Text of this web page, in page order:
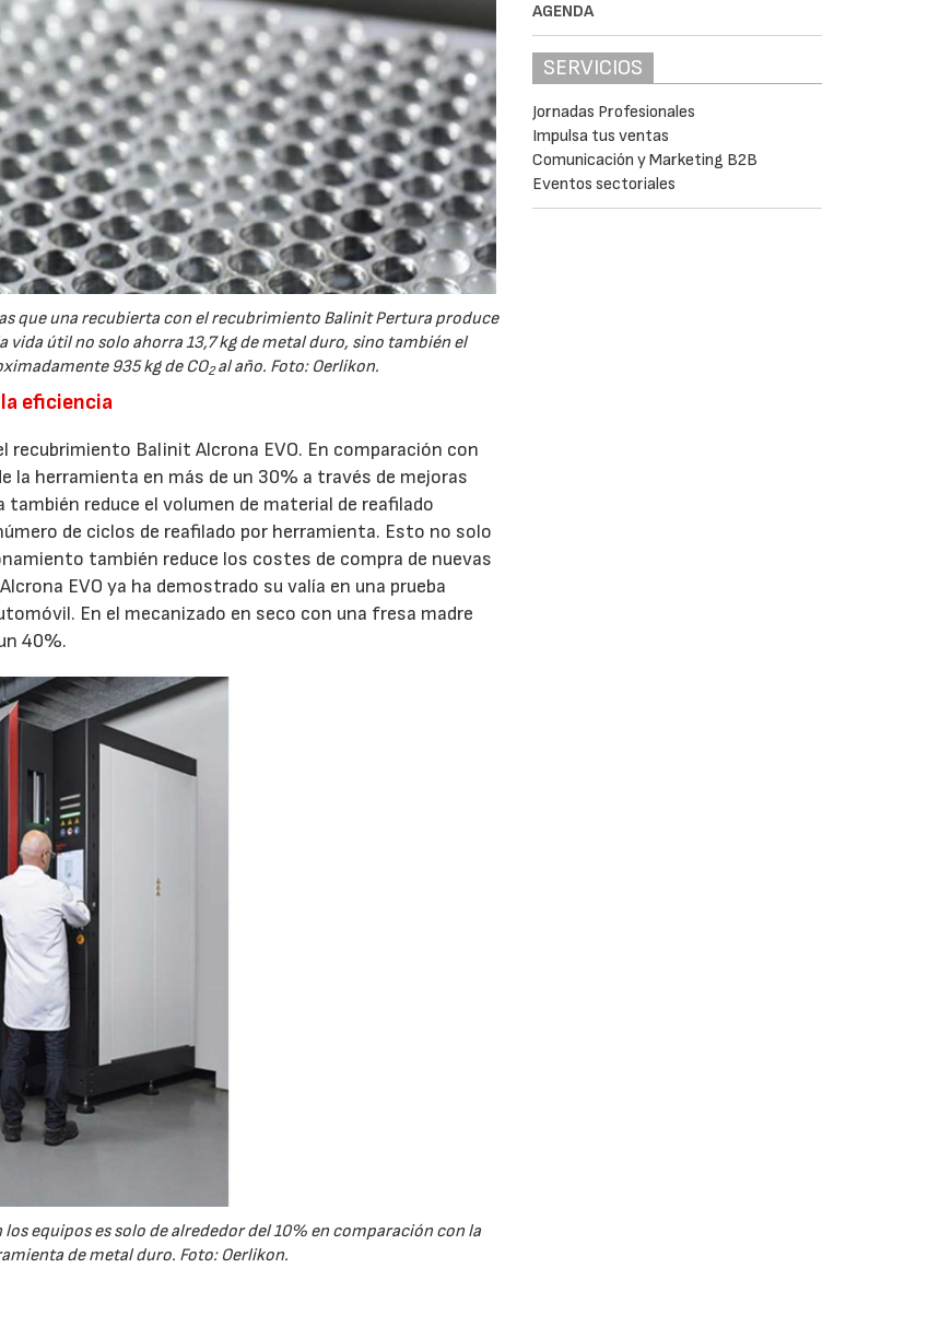
que una recubierta con el recubrimiento Balinit Pertura produce
vida útil no solo ahorra 13,7 kg de metal duro, sino también el
935 kg de CO2al año. Foto: Oerlikon.
eficiencia
Balinit Alcrona EVO. En comparación con
la herramienta en más de un 30% a través de mejoras
reduce el volumen de material de reafilado
de ciclos de reafilado por herramienta. Esto no solo
también reduce los costes de compra de nuevas
EVO ya ha demostrado su valía en una prueba
En el mecanizado en seco con una fresa madre
40%.
equipos es solo de alrededor del 10% en comparación con la
de metal duro. Foto: Oerlikon.
AGENDA
SERVICIOS
Jornadas Profesionales
Impulsa tus ventas
Comunicación y Marketing B2B
Eventos sectoriales